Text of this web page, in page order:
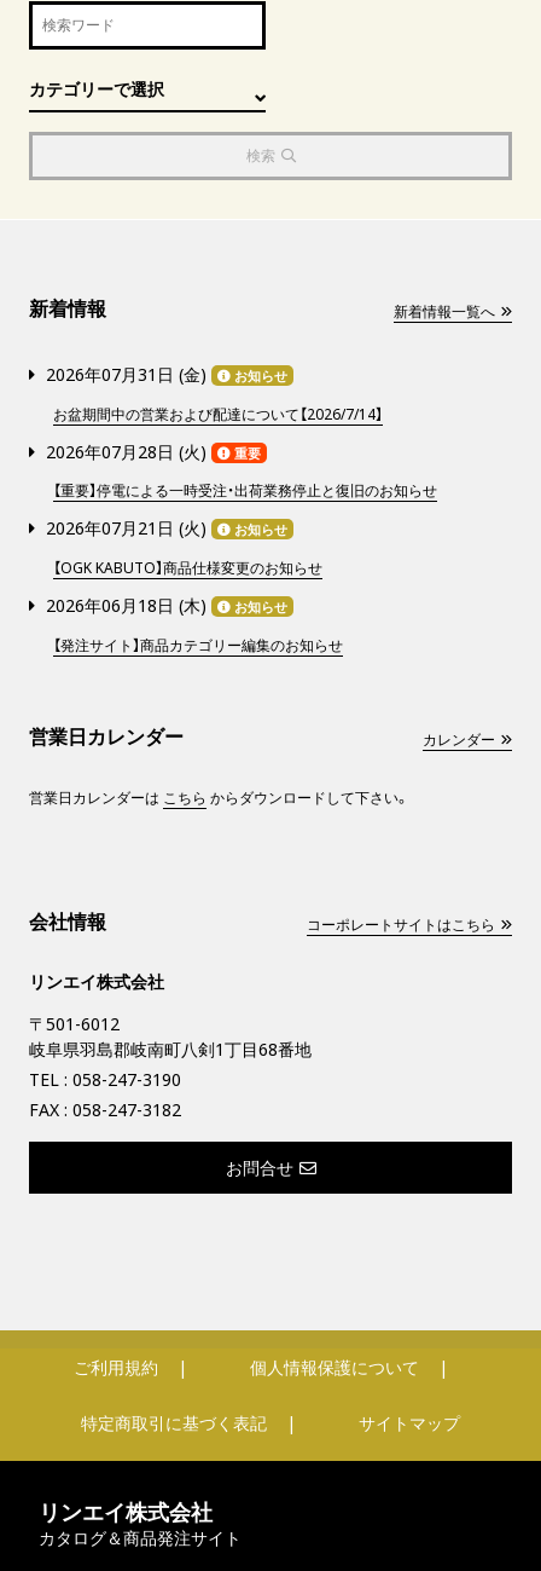
検索
新着情報 新着情報一覧へ
2026年07月31日 (金) お知らせ
お盆期間中の営業および配達について【2026/7/14】
2026年07月28日 (火) 重要
【重要】停電による一時受注・出荷業務停止と復旧のお知らせ
2026年07月21日 (火) お知らせ
【OGK KABUTO】商品仕様変更のお知らせ
2026年06月18日 (木) お知らせ
【発注サイト】商品カテゴリー編集のお知らせ
営業日カレンダー カレンダー
営業日カレンダーは こちら からダウンロードして下さい。
会社情報 コーポレートサイトはこちら
リンエイ株式会社
〒501-6012
岐阜県羽島郡岐南町八剣1丁目68番地
TEL : 058-247-3190
FAX : 058-247-3182
お問合せ
ご利用規約 個人情報保護について
特定商取引に基づく表記 サイトマップ
リンエイ株式会社
カタログ＆商品発注サイト